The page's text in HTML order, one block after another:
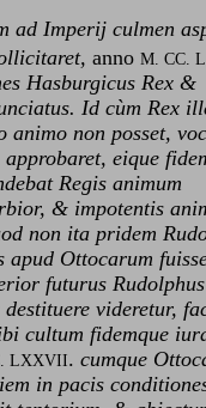
ad Imperij culmen
anno M. CC.
Hasburgicus Rex &
Id cùm Rex
animo non posset,
eique
Regis animum
& impotentis
non ita pridem
apud Ottocarum
futurus Rudolphus
videretur,
cultum fidemque
LXXVII. cumque
in pacis